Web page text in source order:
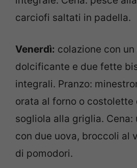
carciofi saltati in padella.
Venerdì: colazione con
dolcificante e due fette
integrali. Pranzo:
orata al forno o costolette
sogliola alla griglia.
con due uova, broccoli al
di pomodori.